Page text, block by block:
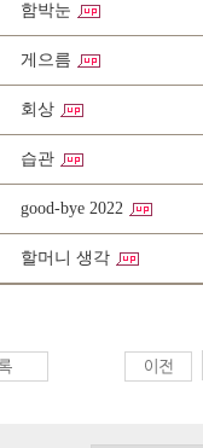
함박눈
게으름
회상
습관
good-bye 2022
할머니 생각